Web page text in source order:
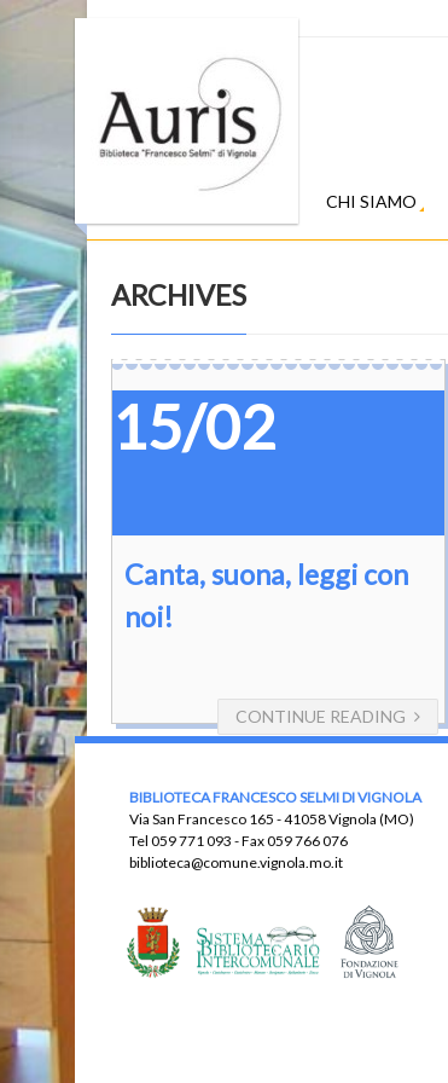
CHI SIAMO
ARCHIVES
15/02
Canta, suona, leggi con
noi!
CONTINUE READING
BIBLIOTECA FRANCESCO SELMI DI VIGNOLA
Via San Francesco 165 - 41058 Vignola (MO)
Tel 059 771 093 - Fax059 766 076
biblioteca@comune.vignola.mo.it